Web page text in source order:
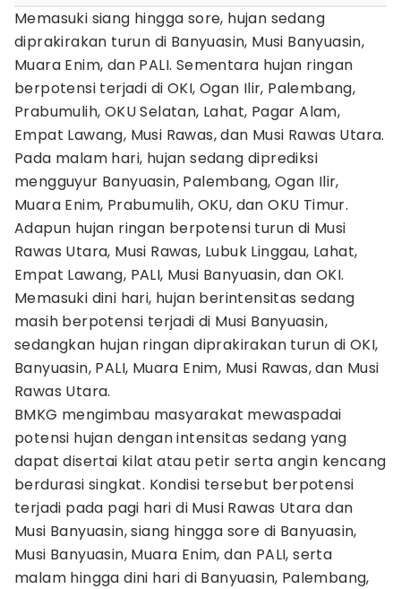
Memasuki siang hingga sore, hujan sedang
diprakirakan turun di Banyuasin, Musi Banyuasin,
Muara Enim, dan PALI. Sementara hujan ringan
berpotensi terjadi di OKI, Ogan Ilir, Palembang,
Prabumulih, OKU Selatan, Lahat, Pagar Alam,
Empat Lawang, Musi Rawas, dan Musi Rawas Utara.
Pada malam hari, hujan sedang diprediksi
mengguyur Banyuasin, Palembang, Ogan Ilir,
Muara Enim, Prabumulih, OKU, dan OKU Timur.
Adapun hujan ringan berpotensi turun di Musi
Rawas Utara, Musi Rawas, Lubuk Linggau, Lahat,
Empat Lawang, PALI, Musi Banyuasin, dan OKI.
Memasuki dini hari, hujan berintensitas sedang
masih berpotensi terjadi di Musi Banyuasin,
sedangkan hujan ringan diprakirakan turun di OKI,
Banyuasin, PALI, Muara Enim, Musi Rawas, dan Musi
Rawas Utara.
BMKG mengimbau masyarakat mewaspadai
potensi hujan dengan intensitas sedang yang
dapat disertai kilat atau petir serta angin kencang
berdurasi singkat. Kondisi tersebut berpotensi
terjadi pada pagi hari di Musi Rawas Utara dan
Musi Banyuasin, siang hingga sore di Banyuasin,
Musi Banyuasin, Muara Enim, dan PALI, serta
malam hingga dini hari di Banyuasin, Palembang,